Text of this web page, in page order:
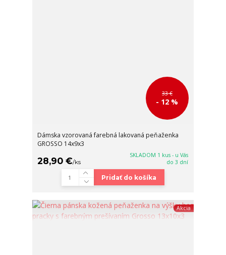
33 €
- 12 %
Dámska vzorovaná farebná lakovaná peňaženka
GROSSO 14x9x3
28,90 €/ks
SKLADOM 1 kus - u Vás
do 3 dní
Pridať do košíka
Akcia